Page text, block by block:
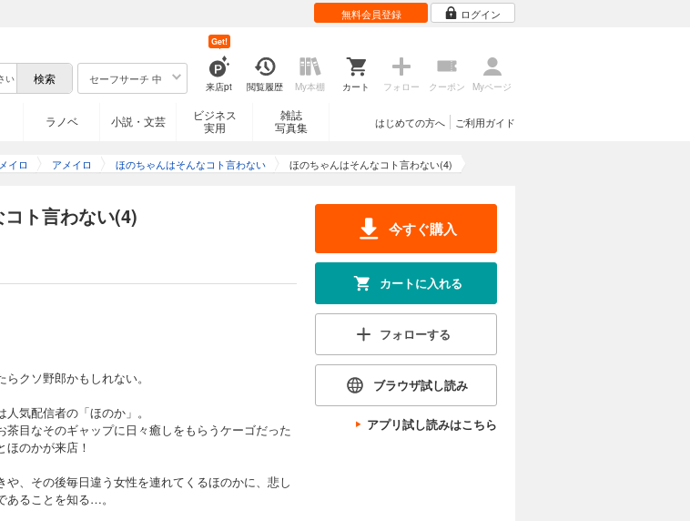
無料会員登録 ログイン
セーフサーチ 中
来店pt
Get!
閲覧履歴 My本棚 カート フォロー クーポン Myページ
ラノベ 小説・文芸
ビジネス
実用
雑誌
写真集
ご利用ガイド
はじめての方へ
イロ アメイロ ほのちゃんはそんなコト言わない ほのちゃんはそんなコト言わない(4)
ト言わない(4)
クソ野郎かもしれない。
気配信者の「ほのか」。
茶目なそのギャップに日々癒しをもらうケーゴだった
のかが来店！
、その後毎日違う女性を連れてくるほのかに、悲し
あることを知る…。
今すぐ購入
カートに入れる
フォローする
ブラウザ試し読み
アプリ試し読みはこちら